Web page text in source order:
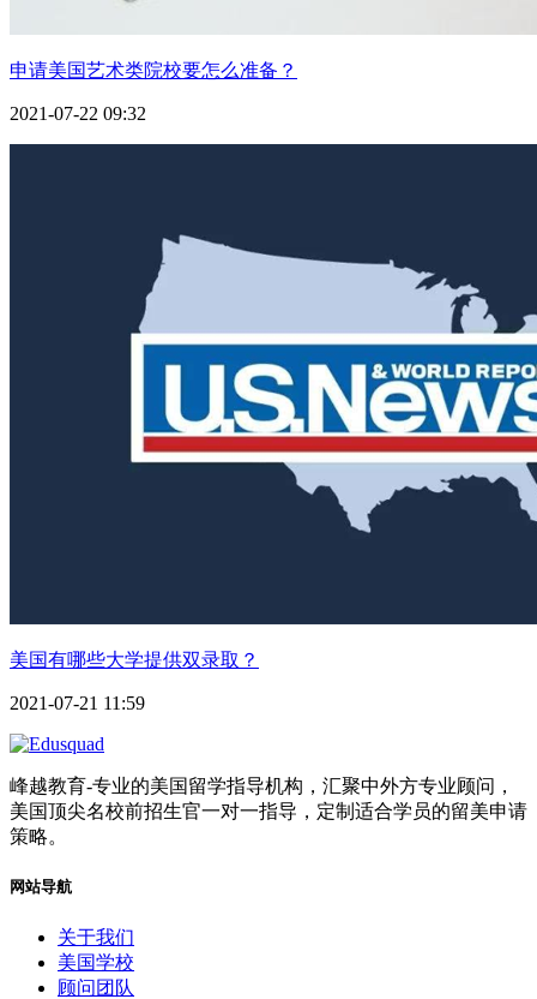
罗斯霍曼技术学院
Rose-Hulmsn Institute of Technology
申请美国艺术类院校要怎么准备？
2021-07-22 09:32
美国有哪些大学提供双录取？
2021-07-21 11:59
峰越教育-专业的美国留学指导机构，汇聚中外方专业顾问，
美国顶尖名校前招生官一对一指导，定制适合学员的留美申请
策略。
网站导航
关于我们
美国学校
顾问团队